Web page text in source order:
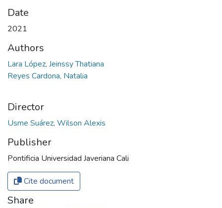
Date
2021
Authors
Lara López, Jeinssy Thatiana
Reyes Cardona, Natalia
Director
Usme Suárez, Wilson Alexis
Publisher
Pontificia Universidad Javeriana Cali
Cite document
Share